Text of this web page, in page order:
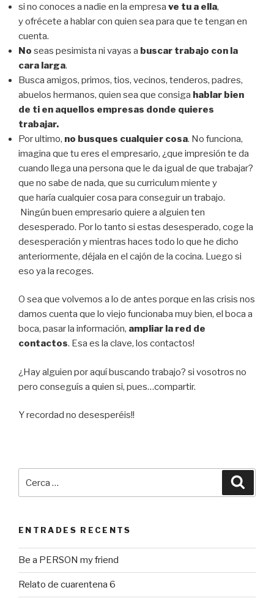
si no conoces a nadie en la empresa ve tu a ella,
y ofrécete a hablar con quien sea para que te tengan en
cuenta.
No seas pesimista ni vayas a buscar trabajo con la
cara larga.
Busca amigos, primos, tios, vecinos, tenderos, padres,
abuelos hermanos, quien sea que consiga hablar bien
de ti en aquellos empresas donde quieres
trabajar.
Por ultimo, no busques cualquier cosa. No funciona,
imagina que tu eres el empresario, ¿que impresión te da
cuando llega una persona que le da igual de que trabajar?
que no sabe de nada, que su curriculum miente y
que haría cualquier cosa para conseguir un trabajo.
Ningún buen empresario quiere a alguien ten
desesperado. Por lo tanto si estas desesperado, coge la
desesperación y mientras haces todo lo que he dicho
anteriormente, déjala en el cajón de la cocina. Luego si
eso ya la recoges.
O sea que volvemos a lo de antes porque en las crisis nos
damos cuenta que lo viejo funcionaba muy bien, el boca a
boca, pasar la información, ampliar la red de
contactos. Esa es la clave, los contactos!
¿Hay alguien por aquí buscando trabajo? si vosotros no
pero conseguís a quien si, pues…compartir.
Y recordad no desesperéis!!
ENTRADES RECENTS
Be a PERSON my friend
Relato de cuarentena 6